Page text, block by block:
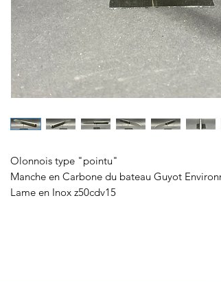
Olonnois type "pointu"
Manche en Carbone du bateau Guyot
Lame en Inox z50cdv15